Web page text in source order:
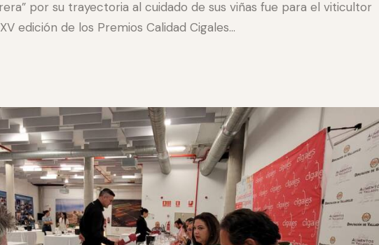
por su trayectoria al cuidado de sus viñas fue para el viticultor
edición de los Premios Calidad Cigales…